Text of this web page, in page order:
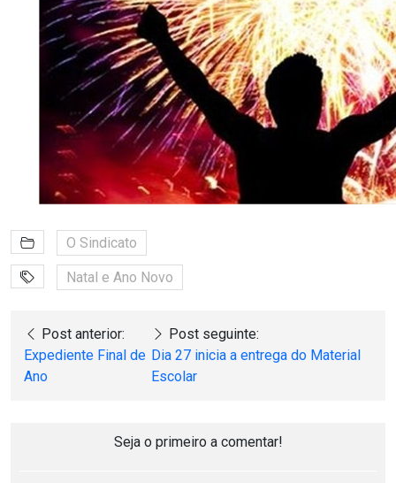
O Sindicato
Natal e Ano Novo
Post anterior:
Expediente Final de
Ano
Post seguinte:
Dia 27 inicia a entrega do Material
Escolar
Seja o primeiro a comentar!